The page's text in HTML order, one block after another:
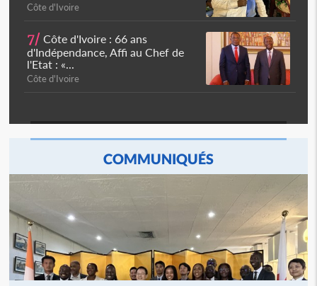
Côte d'Ivoire
7/ Côte d'Ivoire : 66 ans
d'Indépendance, Affi au Chef de
l'Etat : «...
Côte d'Ivoire
COMMUNIQUÉS